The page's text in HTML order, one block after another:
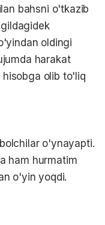
bahsni o'tkazib
oldingi
harakat
olib to'liq
o'ynayapti.
ham hurmatim
o'yin yoqdi.